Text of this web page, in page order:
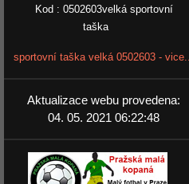
Kod : 0502603velká sportovní
taška
sportovní taška velká 0502603 - vice...
Aktualizace webu provedena:
04. 05. 2021 06:22:48